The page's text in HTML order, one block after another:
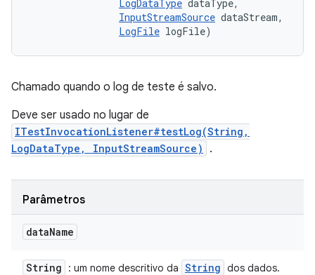
LogDataType dataType,
InputStreamSource dataStream,
LogFile logFile)
Chamado quando o log de teste é salvo.
Deve ser usado no lugar de
ITestInvocationListener#testLog(String,
LogDataType, InputStreamSource)
.
Parâmetros
dataName
String : um nome descritivo da String dos dados.